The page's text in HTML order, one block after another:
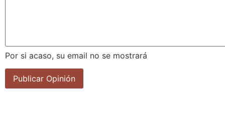
Por si acaso, su email no se mostrará